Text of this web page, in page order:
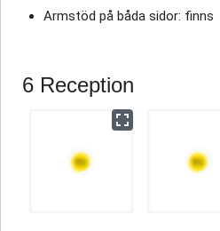
Armstöd på båda sidor: finns
6 Reception